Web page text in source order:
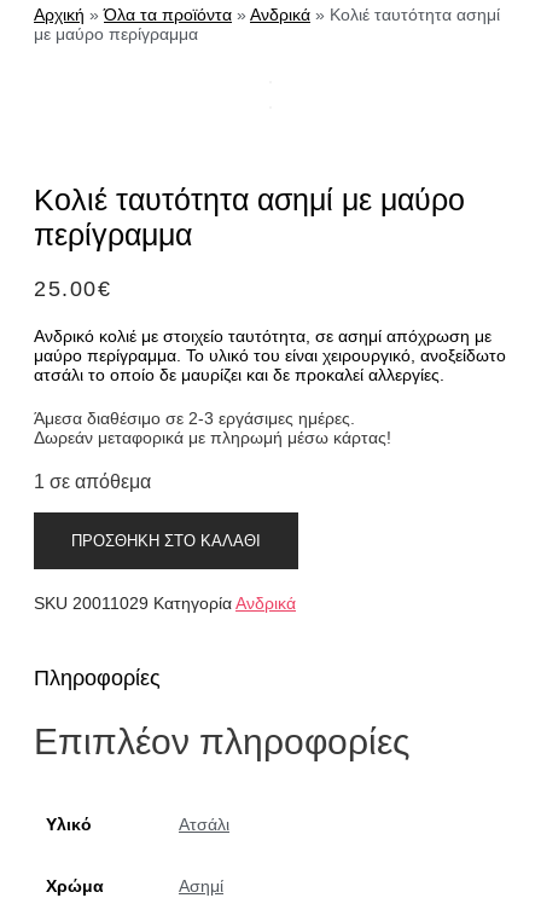
Αρχική »Όλα τα προϊόντα » Ανδρικά » Κολιέ ταυτότητα ασημί
με μαύρο περίγραμμα
Κολιέ ταυτότητα ασημί με μαύρο
περίγραμμα
25.00€
Ανδρικό κολιέ με στοιχείο ταυτότητα, σε ασημί απόχρωση με
μαύρο περίγραμμα. Το υλικό του είναι χειρουργικό, ανοξείδωτο
ατσάλι το οποίο δε μαυρίζει και δε προκαλεί αλλεργίες.
Άμεσα διαθέσιμο σε 2-3 εργάσιμες ημέρες.
Δωρεάν μεταφορικά με πληρωμή μέσω κάρτας!
1 σε απόθεμα
ταυτότητα
ασημί
μαύρο
ΠΡΟΣΘΉΚΗ ΣΤΟ ΚΑΛΆΘΙ
SKU 20011029 ΚατηγορίαΑνδρικά
Πληροφορίες
Επιπλέον πληροφορίες
Υλικό Ατσάλι
Χρώμα Ασημί